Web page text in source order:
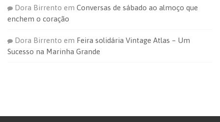
Dora Birrento em Conversas de sábado ao almoço que
enchem o coração
Dora Birrento em Feira solidária Vintage Atlas – Um
Sucesso na Marinha Grande